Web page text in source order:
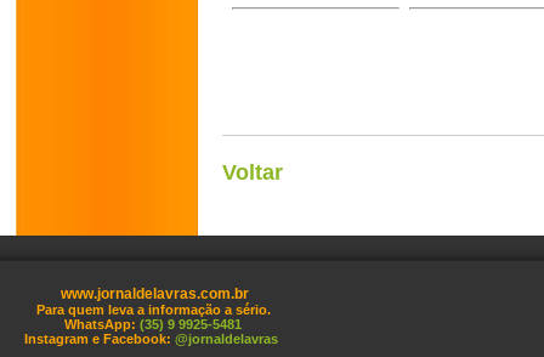
Voltar
www.jornaldelavras.com.br
Para quem leva a informação a sério.
WhatsApp: (35) 9 9925-5481
Instagram e Facebook: @jornaldelavras